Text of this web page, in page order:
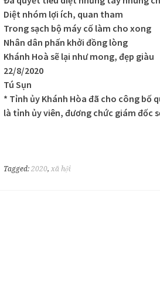
Diệt nhóm lợi ích, quan tham
Trong sạch bộ máy cố làm cho xong
Nhân dân phấn khởi đồng lòng
Khánh Hoà sẽ lại như mong, đẹp giàu
22/8/2020
Tú Sụn
* Tỉnh ủy Khánh Hòa đã cho công bố
là tỉnh ủy viên, đương chức giám đốc
Tagged: 2020, xã hội